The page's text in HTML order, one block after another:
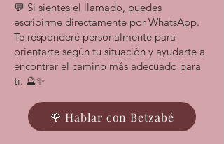
💬 Si sientes el llamado, puedes
escribirme directamente por WhatsApp.
Te responderé personalmente para
orientarte según tu situación y ayudarte a
encontrar el camino más adecuado para
ti. 🔮✨
🌹 Hablar con Betzabé